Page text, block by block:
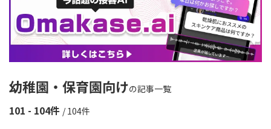
幼稚園・保育園向けの記事一覧
101 - 104件 / 104件